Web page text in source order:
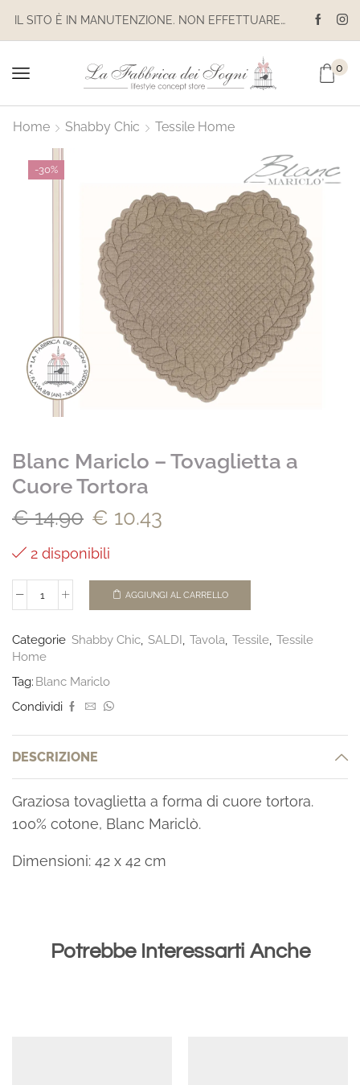
IL SITO È IN MANUTENZIONE. NON EFFETTUARE ACQUISTI. LE SPEDIZIONI SONO SOSPESE
0
Home Shabby Chic Tessile Home
-30%
Blanc Mariclo – Tovaglietta a
Cuore Tortora
€14.90 € 10.43
2 disponibili
AGGIUNGI AL CARRELLO
Categorie Shabby Chic SALDI Tavola Tessile Tessile
Home
Tag: Blanc Mariclo
Condividi
DESCRIZIONE
Graziosa tovaglietta a forma di cuore tortora.
100% cotone, Blanc Mariclò.
Dimensioni: 42 x 42 cm
Potrebbe Interessarti Anche